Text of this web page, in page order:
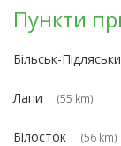
Пункти
Більськ-
Лапи (55 km)
Білосток (56 km)